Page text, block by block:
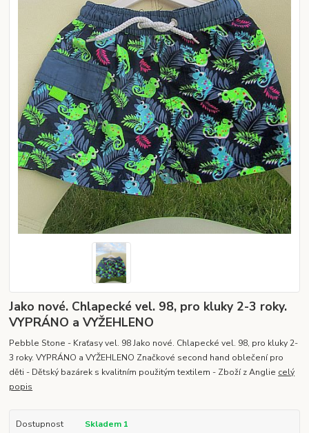
Jako nové. Chlapecké vel. 98, pro kluky 2-3 roky.
VYPRÁNO a VYŽEHLENO
Pebble Stone - Kraťasy vel. 98 Jako nové. Chlapecké vel. 98, pro kluky 2-
3 roky. VYPRÁNO a VYŽEHLENO Značkové second hand oblečení pro
děti - Dětský bazárek s kvalitním použitým textilem - Zboží z Anglie celý
popis
Dostupnost
Skladem 1